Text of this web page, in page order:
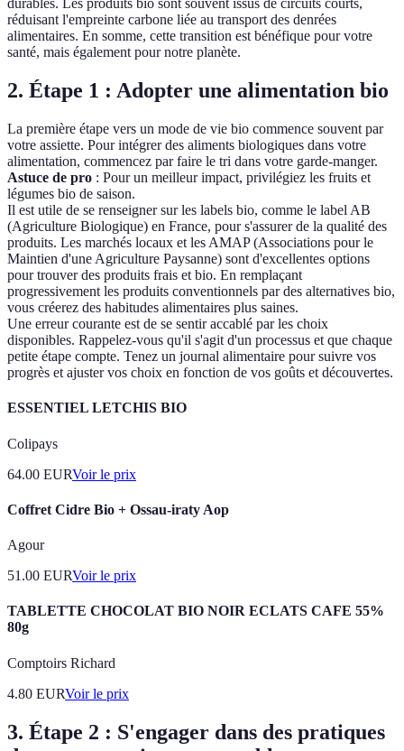
durables. Les produits bio sont souvent issus de circuits courts,
réduisant l'empreinte carbone liée au transport des denrées
alimentaires. En somme, cette transition est bénéfique pour votre
santé, mais également pour notre planète.
2. Étape 1 : Adopter une alimentation bio
La première étape vers un mode de vie bio commence souvent par
votre assiette. Pour intégrer des aliments biologiques dans votre
alimentation, commencez par faire le tri dans votre garde-manger.
Astuce de pro : Pour un meilleur impact, privilégiez les fruits et
légumes bio de saison.
Il est utile de se renseigner sur les labels bio, comme le label AB
(Agriculture Biologique) en France, pour s'assurer de la qualité des
produits. Les marchés locaux et les AMAP (Associations pour le
Maintien d'une Agriculture Paysanne) sont d'excellentes options
pour trouver des produits frais et bio. En remplaçant
progressivement les produits conventionnels par des alternatives bio,
vous créerez des habitudes alimentaires plus saines.
Une erreur courante est de se sentir accablé par les choix
disponibles. Rappelez-vous qu'il s'agit d'un processus et que chaque
petite étape compte. Tenez un journal alimentaire pour suivre vos
progrès et ajuster vos choix en fonction de vos goûts et découvertes.
ESSENTIEL LETCHIS BIO
Colipays
64.00 EURVoir le prix
Coffret Cidre Bio + Ossau-iraty Aop
Agour
51.00 EURVoir le prix
TABLETTE CHOCOLAT BIO NOIR ECLATS CAFE 55%
80g
Comptoirs Richard
4.80 EURVoir le prix
3. Étape 2 : S'engager dans des pratiques